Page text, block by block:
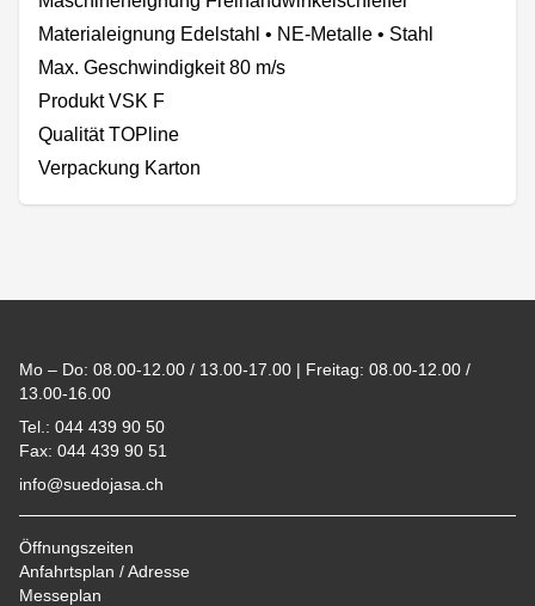
Materialeignung Edelstahl • NE-Metalle • Stahl
Max. Geschwindigkeit 80 m/s
Produkt VSK F
Qualität TOPline
Verpackung Karton
Mo – Do: 08.00-12.00 / 13.00-17.00 | Freitag: 08.00-12.00 /
13.00-16.00
Tel.: 044 439 90 50
Fax: 044 439 90 51
info@suedojasa.ch
Öffnungszeiten
Anfahrtsplan / Adresse
Messeplan